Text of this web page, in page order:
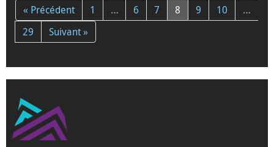
« Précédent 1 … 6 7 8 9 10
…
29
Suivant »